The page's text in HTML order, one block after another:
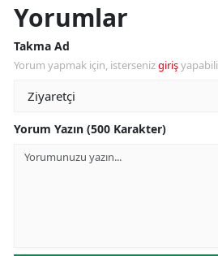
Yorumlar
Takma Ad
Yorum yapmak için, istersenizgiriş
Yorum Yazın (500 Karakter)